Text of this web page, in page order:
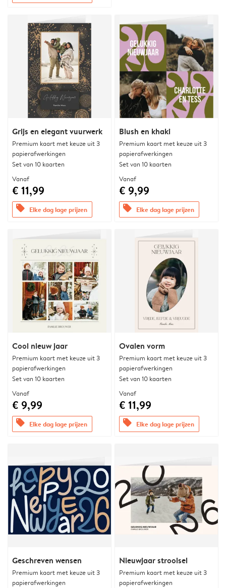
Grijs en elegant vuurwerk
Premium kaart met keuze uit 3
papierafwerkingen
Set van 10 kaarten
Vanaf
€ 11,99
offers Elke dag lage prijzen
Blush en khaki
Premium kaart met keuze uit 3
papierafwerkingen
Set van 10 kaarten
Vanaf
€ 9,99
offers Elke dag lage prijzen
Cool nieuw jaar
Premium kaart met keuze uit 3
papierafwerkingen
Set van 10 kaarten
Vanaf
€ 9,99
offers Elke dag lage prijzen
Ovalen vorm
Premium kaart met keuze uit 3
papierafwerkingen
Set van 10 kaarten
Vanaf
€ 11,99
offers Elke dag lage prijzen
Geschreven wensen
Premium kaart met keuze uit 3
papierafwerkingen
Nieuwjaar strooisel
Premium kaart met keuze uit 3
papierafwerkingen